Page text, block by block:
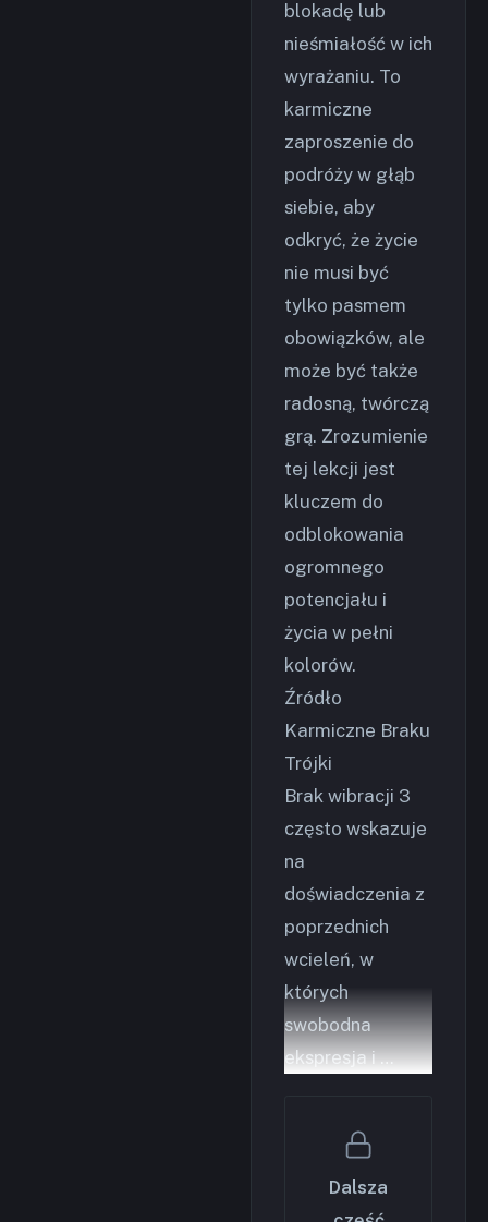
blokadę lub
nieśmiałość w ich
wyrażaniu. To
karmiczne
zaproszenie do
podróży w głąb
siebie, aby
odkryć, że życie
nie musi być
tylko pasmem
obowiązków, ale
może być także
radosną, twórczą
grą. Zrozumienie
tej lekcji jest
kluczem do
odblokowania
ogromnego
potencjału i
życia w pełni
kolorów.
Źródło
Karmiczne Braku
Trójki
Brak wibracji 3
często wskazuje
na
doświadczenia z
poprzednich
wcieleń, w
których
swobodna
ekspresja i …
Dalsza